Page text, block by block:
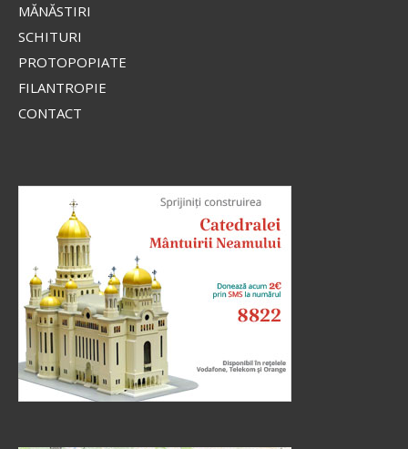
MĂNĂSTIRI
SCHITURI
PROTOPOPIATE
FILANTROPIE
CONTACT